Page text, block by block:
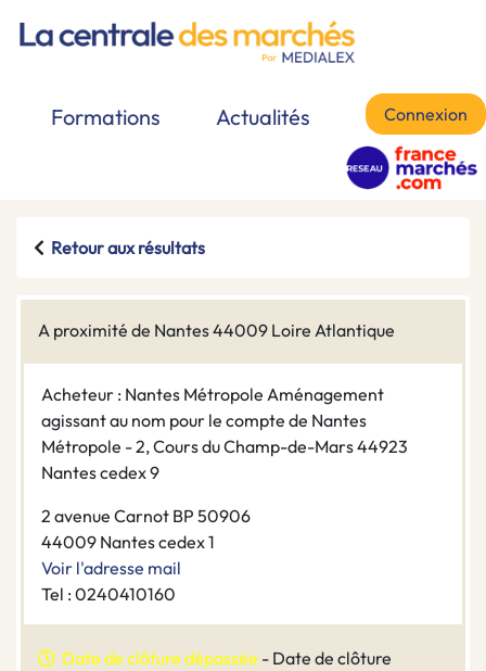
Formations Actualités Connexion
Retour aux résultats
A proximité de Nantes 44009 Loire Atlantique
Acheteur : Nantes Métropole Aménagement
agissant au nom pour le compte de Nantes
Métropole - 2, Cours du Champ-de-Mars 44923
Nantes cedex 9
2 avenue Carnot BP 50906
44009 Nantes cedex 1
Voir l'adresse mail
Tel : 0240410160
Date de clôture dépassée - Date de clôture